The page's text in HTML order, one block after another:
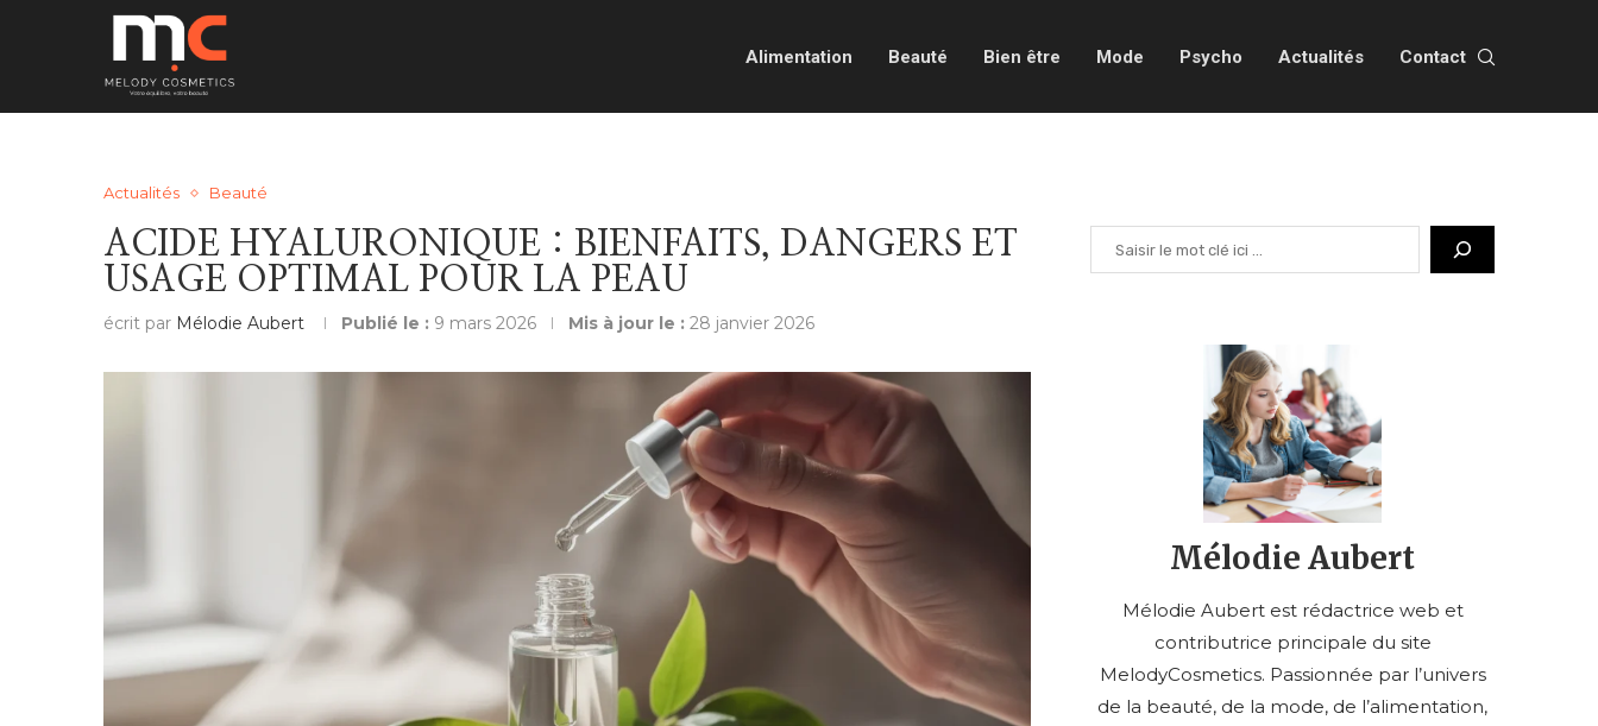
Alimentation Beauté Bien être Mode Psycho Actualités Contact
Actualités Beauté
ACIDE HYALURONIQUE : BIENFAITS, DANGERS ET
USAGE OPTIMAL POUR LA PEAU
écrit par Mélodie Aubert Publié le : 9 mars 2026 Mis à jour le : 28 janvier 2026
Mélodie Aubert
Mélodie Aubert est rédactrice web et
contributrice principale du site
MelodyCosmetics. Passionnée par l’univers
de la beauté, de la mode, de l’alimentation,